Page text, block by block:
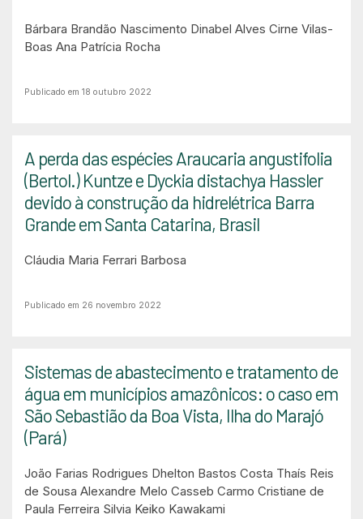
Bárbara Brandão Nascimento Dinabel Alves Cirne Vilas-
Boas Ana Patrícia Rocha
Publicado em 18 outubro 2022
A perda das espécies Araucaria angustifolia
(Bertol.) Kuntze e Dyckia distachya Hassler
devido à construção da hidrelétrica Barra
Grande em Santa Catarina, Brasil
Cláudia Maria Ferrari Barbosa
Publicado em 26 novembro 2022
Sistemas de abastecimento e tratamento de
água em municípios amazônicos: o caso em
São Sebastião da Boa Vista, Ilha do Marajó
(Pará)
João Farias Rodrigues Dhelton Bastos Costa Thaís Reis
de Sousa Alexandre Melo Casseb Carmo Cristiane de
Paula Ferreira Silvia Keiko Kawakami